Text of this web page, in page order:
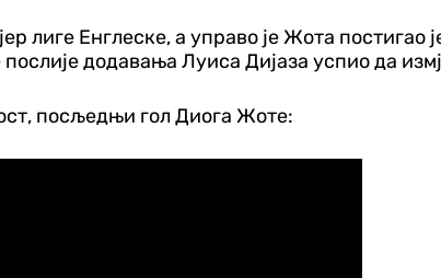
лиге Енглеске, а управо је Жота
додавања Луиса Дијаза успио да
посљедњи гол Диога Жоте: